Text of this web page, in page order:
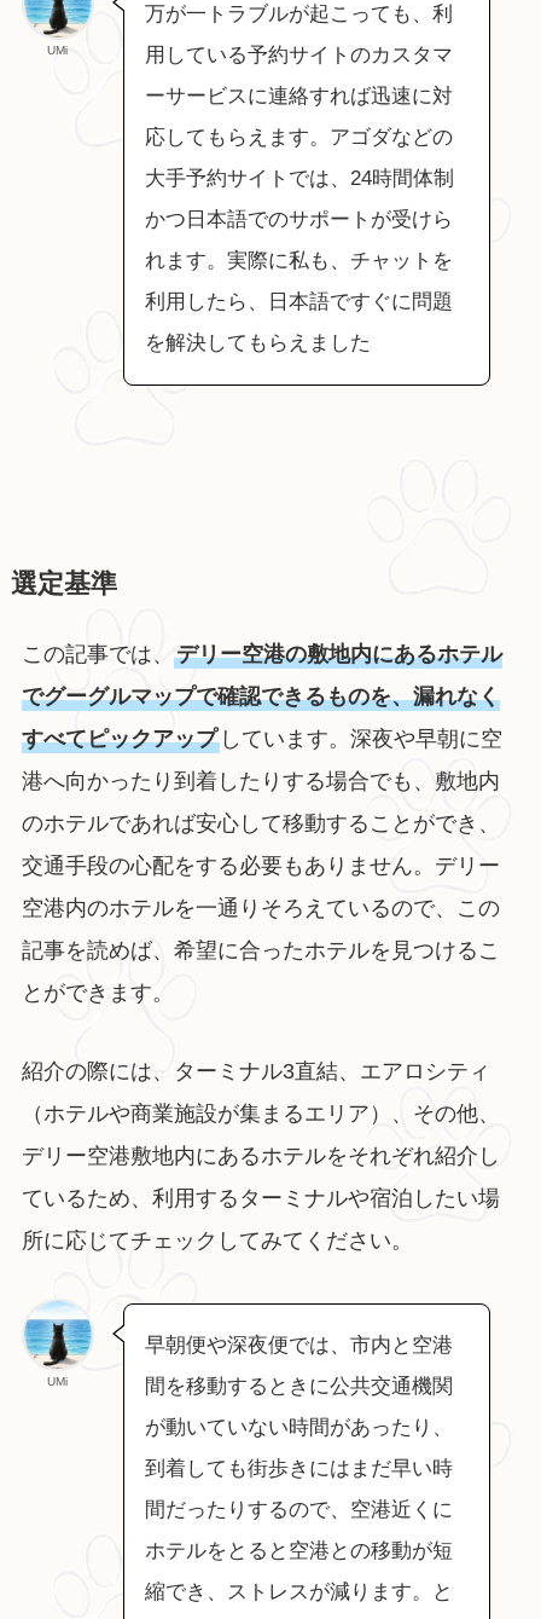
UMi
万が一トラブルが起こっても、利
用している予約サイトのカスタマ
ーサービスに連絡すれば迅速に対
応してもらえます。アゴダなどの
大手予約サイトでは、24時間体制
かつ日本語でのサポートが受けら
れます。実際に私も、チャットを
利用したら、日本語ですぐに問題
を解決してもらえました
選定基準
この記事では、 デリー空港の敷地内にあるホテル
でグーグルマップで確認できるものを、漏れなく
すべてピックアップしています。深夜や早朝に空
港へ向かったり到着したりする場合でも、敷地内
のホテルであれば安心して移動することができ、
交通手段の心配をする必要もありません。デリー
空港内のホテルを一通りそろえているので、この
記事を読めば、希望に合ったホテルを見つけるこ
とができます。
紹介の際には、ターミナル3直結、エアロシティ
（ホテルや商業施設が集まるエリア）、その他、
デリー空港敷地内にあるホテルをそれぞれ紹介し
ているため、利用するターミナルや宿泊したい場
所に応じてチェックしてみてください。
UMi
早朝便や深夜便では、市内と空港
間を移動するときに公共交通機関
が動いていない時間があったり、
到着しても街歩きにはまだ早い時
間だったりするので、空港近くに
ホテルをとると空港との移動が短
縮でき、ストレスが減ります。と